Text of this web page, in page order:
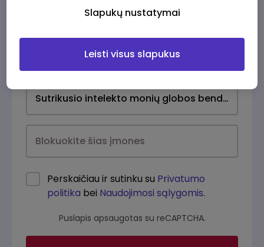
Perskaičiau ir sutinku su Privatumo
politika bei Naudojimosi sąlygomis.
Puslapis apsaugotas su reCAPTCHA.
Slapukų nustatymai
Leisti visus slapukus